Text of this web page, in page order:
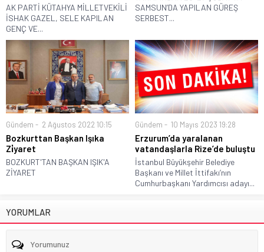
AK PARTİ KÜTAHYA MİLLETVEKİLİ
İSHAK GAZEL, SELE KAPILAN
GENÇ VE...
SAMSUN’DA YAPILAN GÜREŞ
SERBEST...
Gündem 2 Ağustos 2022 10:15
Bozkurttan Başkan Işıka
Zi̇yaret
BOZKURT'TAN BAŞKAN IŞIK'A
ZİYARET
Gündem 10 Mayıs 2023 19:28
Erzurum’da yaralanan
vatandaşlarla Rize’de buluştu
İstanbul Büyükşehir Belediye
Başkanı ve Millet İttifakı’nın
Cumhurbaşkanı Yardımcısı adayı...
YORUMLAR